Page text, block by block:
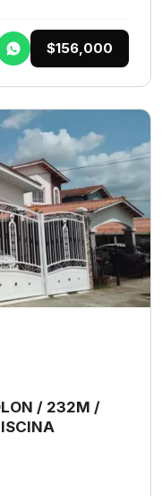
$156,000
/ 232M /